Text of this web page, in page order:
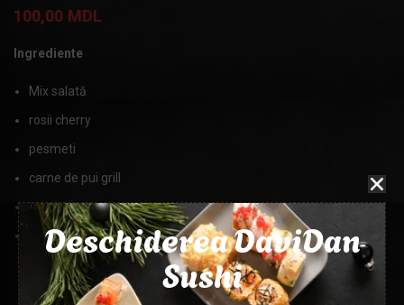
100,00 MDL
Ingrediente
Mix salată
rosii cherry
pesmeti
carne de pui grill
sos caesar
parmesan
MASA
Deschiderea DaviDan
Sushi